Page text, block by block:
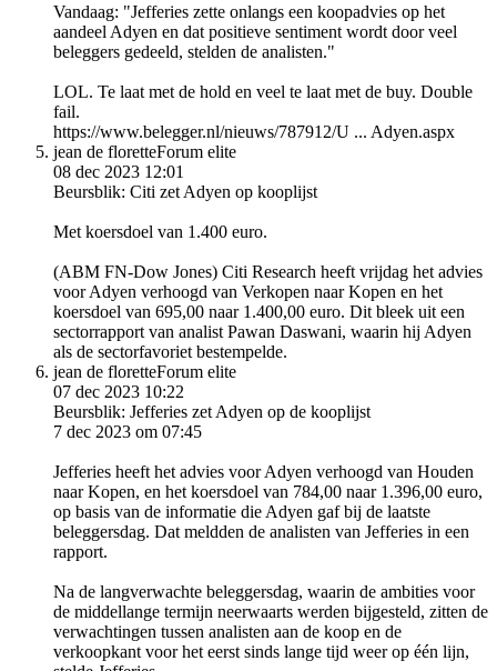
Vandaag: "Jefferies zette onlangs een koopadvies op het
aandeel Adyen en dat positieve sentiment wordt door veel
beleggers gedeeld, stelden de analisten."
LOL. Te laat met de hold en veel te laat met de buy. Double
fail.
https://www.belegger.nl/nieuws/787912/U ... Adyen.aspx
jean de floretteForum elite
08 dec 2023 12:01
Beursblik: Citi zet Adyen op kooplijst
Met koersdoel van 1.400 euro.
(ABM FN-Dow Jones) Citi Research heeft vrijdag het advies
voor Adyen verhoogd van Verkopen naar Kopen en het
koersdoel van 695,00 naar 1.400,00 euro. Dit bleek uit een
sectorrapport van analist Pawan Daswani, waarin hij Adyen
als de sectorfavoriet bestempelde.
jean de floretteForum elite
07 dec 2023 10:22
Beursblik: Jefferies zet Adyen op de kooplijst
7 dec 2023 om 07:45
Jefferies heeft het advies voor Adyen verhoogd van Houden
naar Kopen, en het koersdoel van 784,00 naar 1.396,00 euro,
op basis van de informatie die Adyen gaf bij de laatste
beleggersdag. Dat meldden de analisten van Jefferies in een
rapport.
Na de langverwachte beleggersdag, waarin de ambities voor
de middellange termijn neerwaarts werden bijgesteld, zitten de
verwachtingen tussen analisten aan de koop en de
verkoopkant voor het eerst sinds lange tijd weer op één lijn,